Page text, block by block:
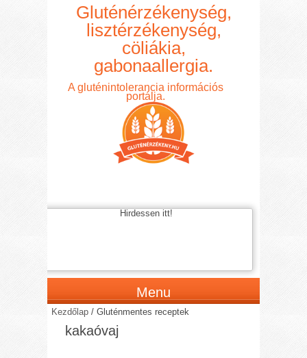
Gluténérzékenység,
lisztérzékenység,
cöliákia,
gabonaallergia.
A gluténintolerancia információs
portálja.
Hirdessen itt!
Menu
Kezdőlap /Gluténmentes receptek
kakaóvaj